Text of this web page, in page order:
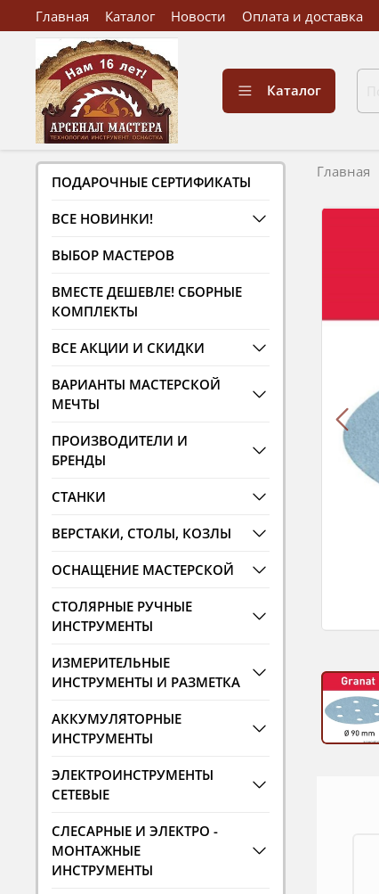
Главная Каталог Новости Оплата и доставка
Каталог
Главная
ПОДАРОЧНЫЕ СЕРТИФИКАТЫ
ВСЕ НОВИНКИ!
ВЫБОР МАСТЕРОВ
ВМЕСТЕ ДЕШЕВЛЕ! СБОРНЫЕ
КОМПЛЕКТЫ
ВСЕ АКЦИИ И СКИДКИ
ВАРИАНТЫ МАСТЕРСКОЙ
МЕЧТЫ
ПРОИЗВОДИТЕЛИ И
БРЕНДЫ
СТАНКИ
ВЕРСТАКИ, СТОЛЫ, КОЗЛЫ
ОСНАЩЕНИЕ МАСТЕРСКОЙ
СТОЛЯРНЫЕ РУЧНЫЕ
ИНСТРУМЕНТЫ
ИЗМЕРИТЕЛЬНЫЕ
ИНСТРУМЕНТЫ И РАЗМЕТКА
АККУМУЛЯТОРНЫЕ
ИНСТРУМЕНТЫ
ЭЛЕКТРОИНСТРУМЕНТЫ
СЕТЕВЫЕ
СЛЕСАРНЫЕ И ЭЛЕКТРО -
МОНТАЖНЫЕ
ИНСТРУМЕНТЫ